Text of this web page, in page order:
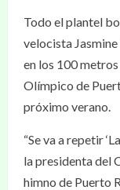
Todo el plantel
velocista
en los 100
Olímpico de
próximo verano.
“Se va a repetir
la presidenta del
himno de Puerto